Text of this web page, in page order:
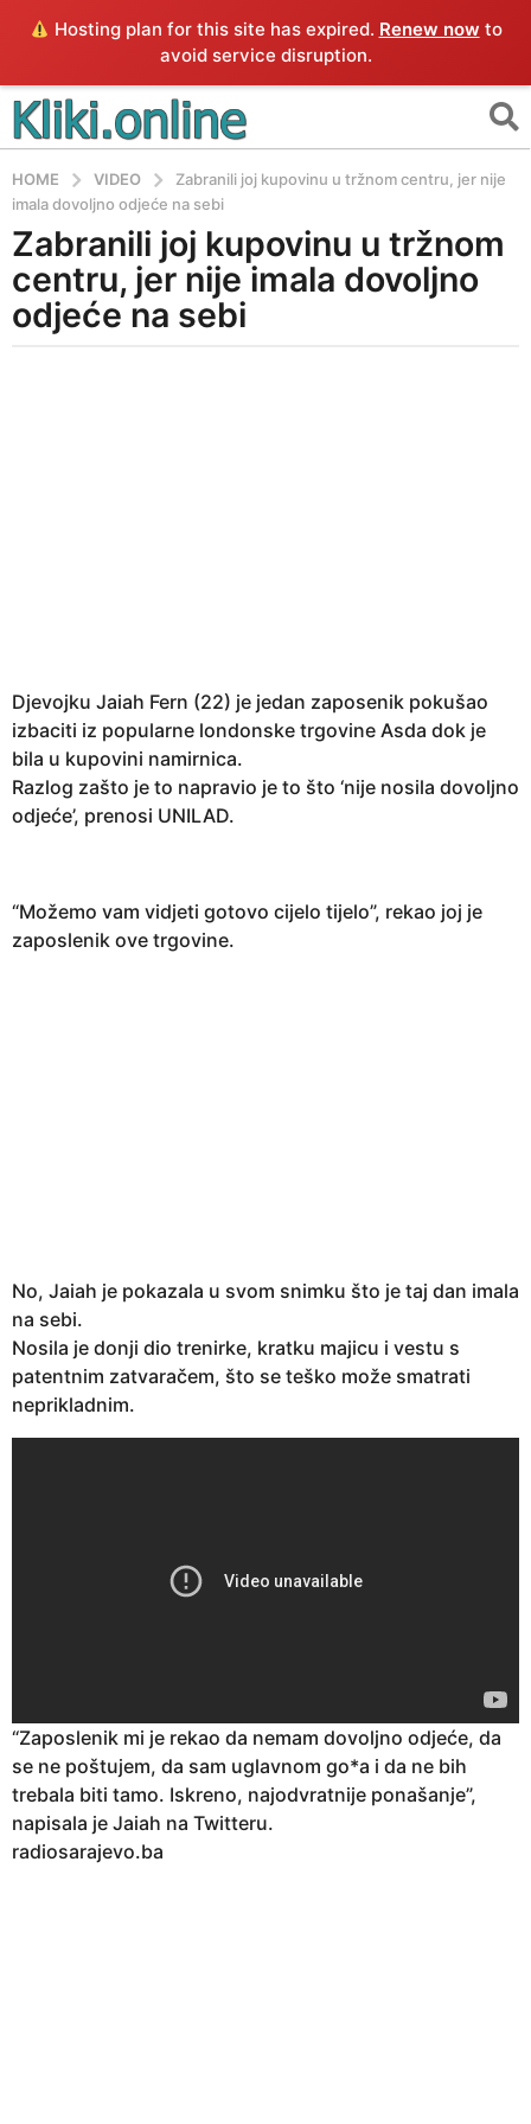
Hosting plan for this site has expired. Renew now to
avoid service disruption.
HOME VIDEO
Zabranili joj kupovinu u tržnom centru, jer nije
imala dovoljno odjeće na sebi
4
g
o
d
e
a
g
o
Zabranili joj kupovinu u tržnom
centru, jer nije imala dovoljno
odjeće na sebi
Djevojku Jaiah Fern (22) je jedan zaposenik pokušao
izbaciti iz popularne londonske trgovine Asda dok je
bila u kupovini namirnica.
Razlog zašto je to napravio je to što ‘nije nosila dovoljno
odjeće’, prenosi UNILAD.
“Možemo vam vidjeti gotovo cijelo tijelo”, rekao joj je
zaposlenik ove trgovine.
No, Jaiah je pokazala u svom snimku što je taj dan imala
na sebi.
Nosila je donji dio trenirke, kratku majicu i vestu s
patentnim zatvaračem, što se teško može smatrati
neprikladnim.
“Zaposlenik mi je rekao da nemam dovoljno odjeće, da
se ne poštujem, da sam uglavnom go*a i da ne bih
trebala biti tamo. Iskreno, najodvratnije ponašanje”,
napisala je Jaiah na Twitteru.
radiosarajevo.ba